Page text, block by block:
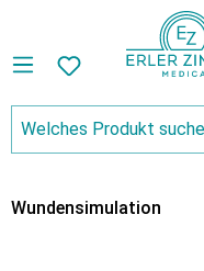
Wundensimulation